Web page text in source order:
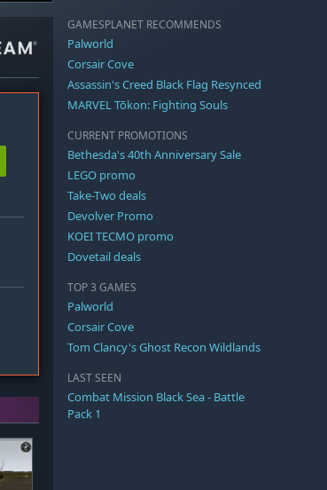
GAMESPLANET RECOMMENDS
Palworld
Corsair Cove
Assassin's Creed Black Flag Resynced
MARVEL Tōkon: Fighting Souls
CURRENT PROMOTIONS
Bethesda's 40th Anniversary Sale
LEGO promo
Take-Two deals
Devolver Promo
KOEI TECMO promo
Dovetail deals
TOP 3 GAMES
Palworld
Corsair Cove
Tom Clancy's Ghost Recon Wildlands
LAST SEEN
Combat Mission Black Sea - Battle
Pack 1